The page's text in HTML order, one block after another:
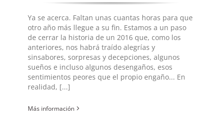
Ya se acerca. Faltan unas cuantas horas para que
otro año más llegue a su fin. Estamos a un paso
de cerrar la historia de un 2016 que, como los
anteriores, nos habrá traído alegrías y
sinsabores, sorpresas y decepciones, algunos
sueños e incluso algunos desengaños, esos
sentimientos peores que el propio engaño... En
realidad, [...]
Más información